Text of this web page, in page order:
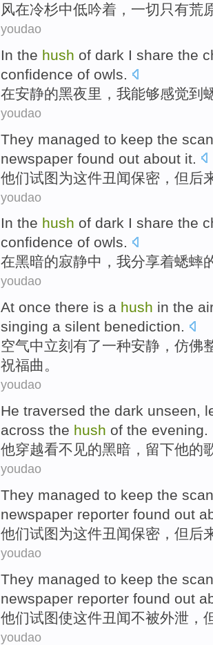
风在冷杉中低吟着， 一切 只有荒
youdao
In the hush of dark I share the
confidence of owls.
在安静的黑夜里 ， 我能够感觉到
youdao
They managed to keep the
newspaper found out about it.
他们试图为这件丑闻保密 ， 但 后
youdao
In the hush of dark I share the
confidence of owls.
在黑暗的寂静中 ， 我分享着蟋蟀
youdao
At once there is a hush in the air
singing a silent benediction.
空气中立刻有了一种安静 ， 仿佛
祝福曲。
youdao
He traversed the dark unseen,
across the hush of the evening.
他穿越看不见的黑暗 ， 留下他的
youdao
They managed to keep the
newspaper reporter found out
他们试图为这件丑闻保密 ， 但 后
youdao
They managed to keep the
newspaper reporter found out
他们试图使这件丑闻不被外泄，
youdao